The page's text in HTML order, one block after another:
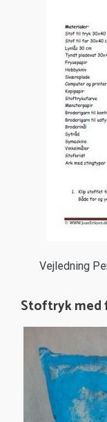
Vejledning
Stoftryk med